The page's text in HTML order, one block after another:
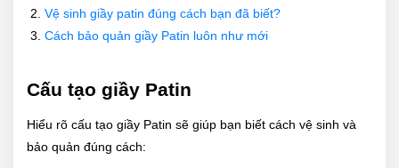
Vệ sinh giầy patin đúng cách bạn đã biết?
Cách bảo quản giầy Patin luôn như mới
Cấu tạo giầy Patin
Hiểu rõ cấu tạo giầy Patin sẽ giúp bạn biết cách vệ sinh và
bảo quản đúng cách: